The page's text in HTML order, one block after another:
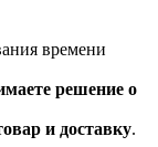
времени
решение о
и доставку.